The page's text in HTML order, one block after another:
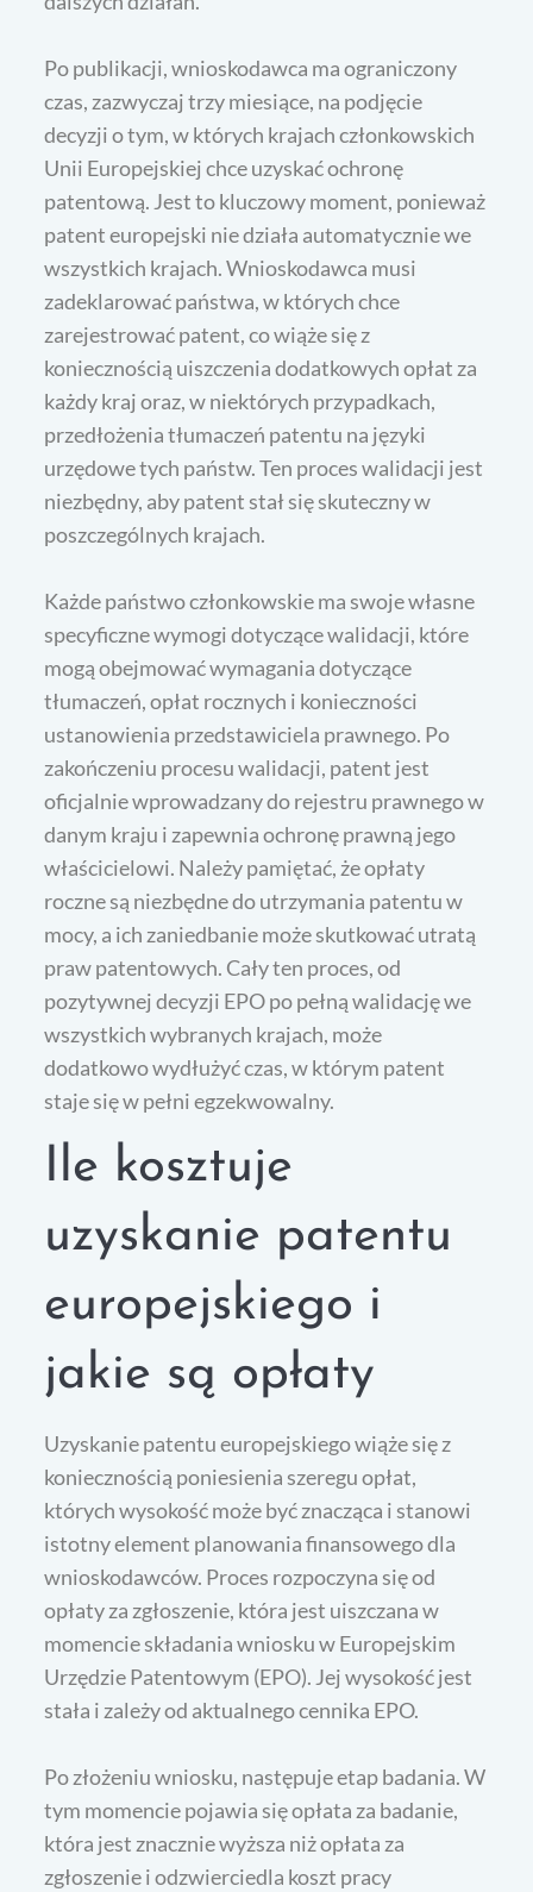
Po publikacji, wnioskodawca ma ograniczony
czas, zazwyczaj trzy miesiące, na podjęcie
decyzji o tym, w których krajach członkowskich
Unii Europejskiej chce uzyskać ochronę
patentową. Jest to kluczowy moment, ponieważ
patent europejski nie działa automatycznie we
wszystkich krajach. Wnioskodawca musi
zadeklarować państwa, w których chce
zarejestrować patent, co wiąże się z
koniecznością uiszczenia dodatkowych opłat za
każdy kraj oraz, w niektórych przypadkach,
przedłożenia tłumaczeń patentu na języki
urzędowe tych państw. Ten proces walidacji jest
niezbędny, aby patent stał się skuteczny w
poszczególnych krajach.
Każde państwo członkowskie ma swoje własne
specyficzne wymogi dotyczące walidacji, które
mogą obejmować wymagania dotyczące
tłumaczeń, opłat rocznych i konieczności
ustanowienia przedstawiciela prawnego. Po
zakończeniu procesu walidacji, patent jest
oficjalnie wprowadzany do rejestru prawnego w
danym kraju i zapewnia ochronę prawną jego
właścicielowi. Należy pamiętać, że opłaty
roczne są niezbędne do utrzymania patentu w
mocy, a ich zaniedbanie może skutkować utratą
praw patentowych. Cały ten proces, od
pozytywnej decyzji EPO po pełną walidację we
wszystkich wybranych krajach, może
dodatkowo wydłużyć czas, w którym patent
staje się w pełni egzekwowalny.
Ile kosztuje
uzyskanie patentu
europejskiego i
jakie są opłaty
Uzyskanie patentu europejskiego wiąże się z
koniecznością poniesienia szeregu opłat,
których wysokość może być znacząca i stanowi
istotny element planowania finansowego dla
wnioskodawców. Proces rozpoczyna się od
opłaty za zgłoszenie, która jest uiszczana w
momencie składania wniosku w Europejskim
Urzędzie Patentowym (EPO). Jej wysokość jest
stała i zależy od aktualnego cennika EPO.
Po złożeniu wniosku, następuje etap badania. W
tym momencie pojawia się opłata za badanie,
która jest znacznie wyższa niż opłata za
zgłoszenie i odzwierciedla koszt pracy